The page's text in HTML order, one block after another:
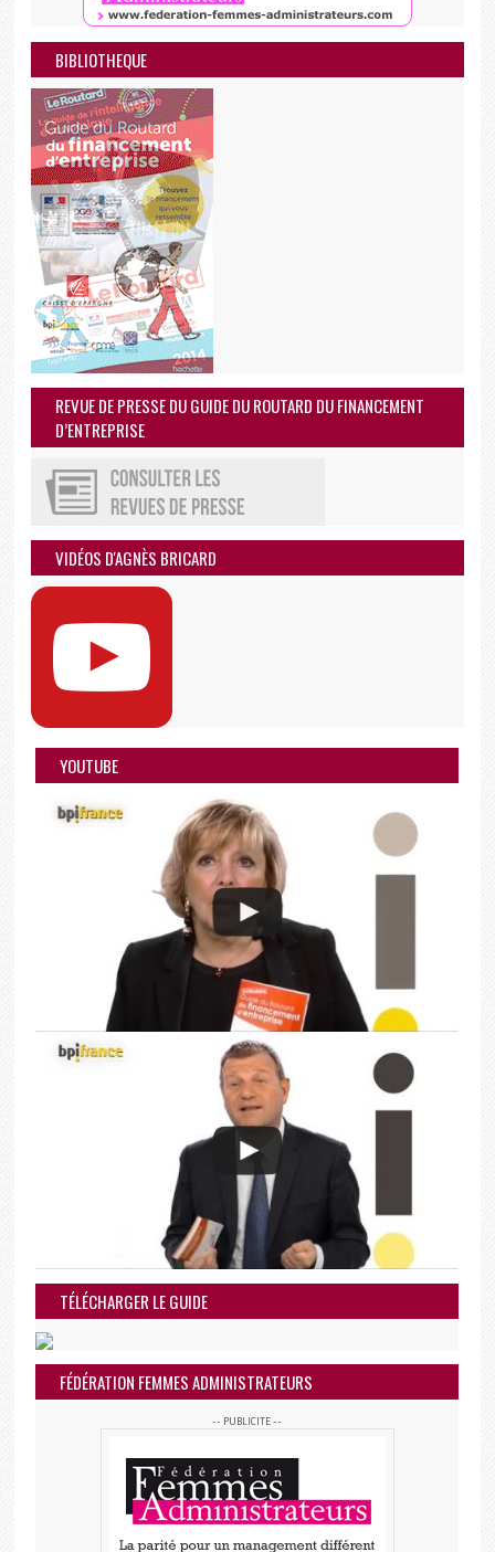
BIBLIOTHEQUE
REVUE DE PRESSE DU GUIDE DU ROUTARD DU FINANCEMENT
D’ENTREPRISE
VIDÉOS D'AGNÈS BRICARD
YOUTUBE
TÉLÉCHARGER LE GUIDE
FÉDÉRATION FEMMES ADMINISTRATEURS
-- PUBLICITE --